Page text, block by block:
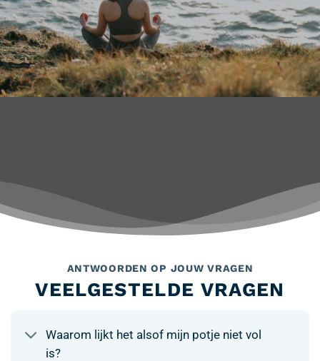
ANTWOORDEN OP JOUW VRAGEN
VEELGESTELDE VRAGEN
Waarom lijkt het alsof mijn potje niet vol
is?